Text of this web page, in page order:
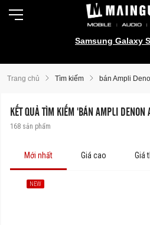
Samsung Galaxy
Trang chủ Tìm kiếm bán Ampli
KẾT QUẢ TÌM KIẾM 'BÁN AMPLI
168 sản phẩm
Mới nhất Giá cao Giá
NEW